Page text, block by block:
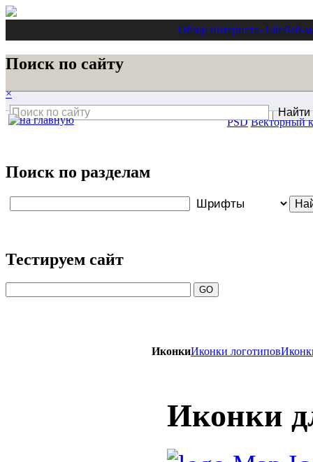
Обзор интернета- LiteВеб-
Поиск по сайту
×
Поиск по разделам
Тестируем сайт
ИконкиИконки логотипов
PSD Векторный
Иконки